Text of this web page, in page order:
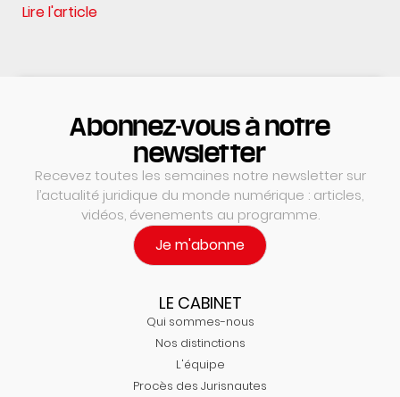
Lire l'article
Abonnez-vous à notre
newsletter
Recevez toutes les semaines notre newsletter sur
l’actualité juridique du monde numérique : articles,
vidéos, évenements au programme.
Je m'abonne
LE CABINET
Qui sommes-nous
Nos distinctions
L'équipe
Procès des Jurisnautes